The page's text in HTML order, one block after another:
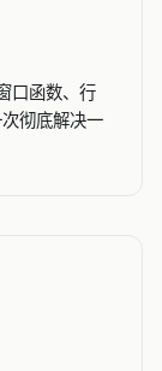
口函数、行
彻底解决一